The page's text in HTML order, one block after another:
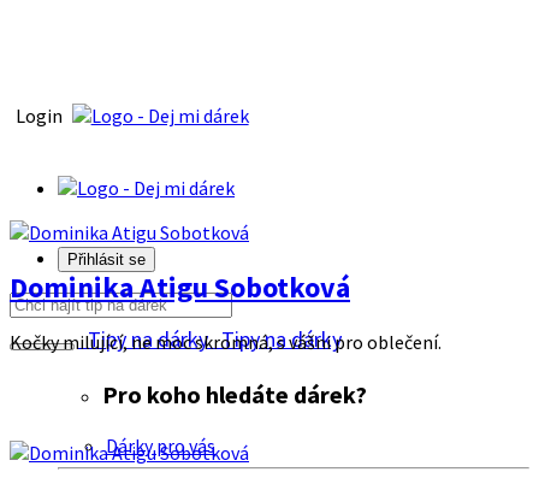
Login
Přihlásit se
Tipy na dárkyTipy na dárky
Pro koho hledáte dárek?
Dárky pro vás
Dominika Atigu Sobotková
Kočky milující, ne moc skromná, s vášni pro oblečení.